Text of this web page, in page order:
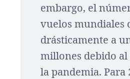
embargo, el
vuelos mundiales
drásticamente a
millones debido
la pandemia. Para